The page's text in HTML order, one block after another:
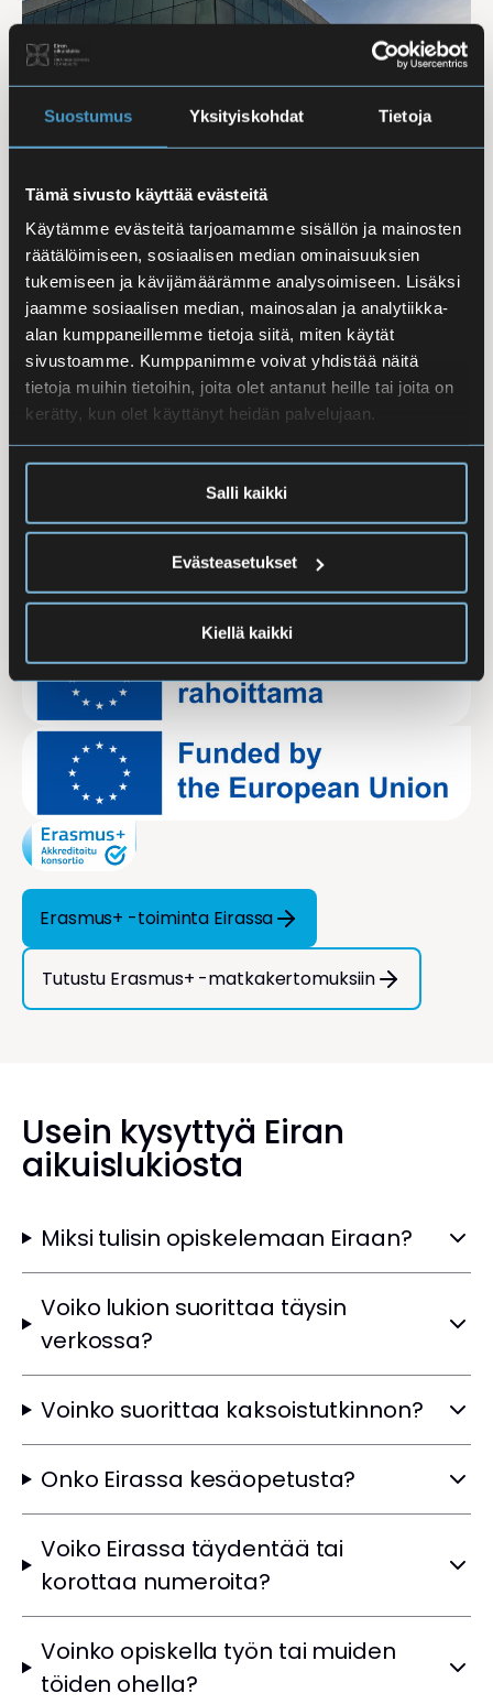
Suostumus Yksityiskohdat Tietoja
Tämä sivusto käyttää evästeitä
Käytämme evästeitä tarjoamamme sisällön ja mainosten
räätälöimiseen, sosiaalisen median ominaisuuksien
tukemiseen ja kävijämäärämme analysoimiseen. Lisäksi
jaamme sosiaalisen median, mainosalan ja analytiikka-
alan kumppaneillemme tietoja siitä, miten käytät
sivustoamme. Kumppanimme voivat yhdistää näitä
tietoja muihin tietoihin, joita olet antanut heille tai joita on
kerätty, kun olet käyttänyt heidän palvelujaan.
Salli kaikki
Evästeasetukset
Kiellä kaikki
Kansainvälisyys
Eiran aikuislukiossa kansainvälisyys on osa arkea.
Olemme Erasmus+ akkredoitu koulu ja osallistumme
opiskelijoille ja henkilöstölle mahdollisuuksia
kansainväliseen yhteistyöhön, oppimiseen ja
osaamisen kehittämiseen Euroopassa.
Erasmus+ -toiminta Eirassa
Tutustu Erasmus+ -matkakertomuksiin
Usein kysyttyä Eiran
aikuislukiosta
Miksi tulisin opiskelemaan Eiraan?
Voiko lukion suorittaa täysin
verkossa?
Voinko suorittaa kaksoistutkinnon?
Onko Eirassa kesäopetusta?
Voiko Eirassa täydentää tai
korottaa numeroita?
Voinko opiskella työn tai muiden
töiden ohella?